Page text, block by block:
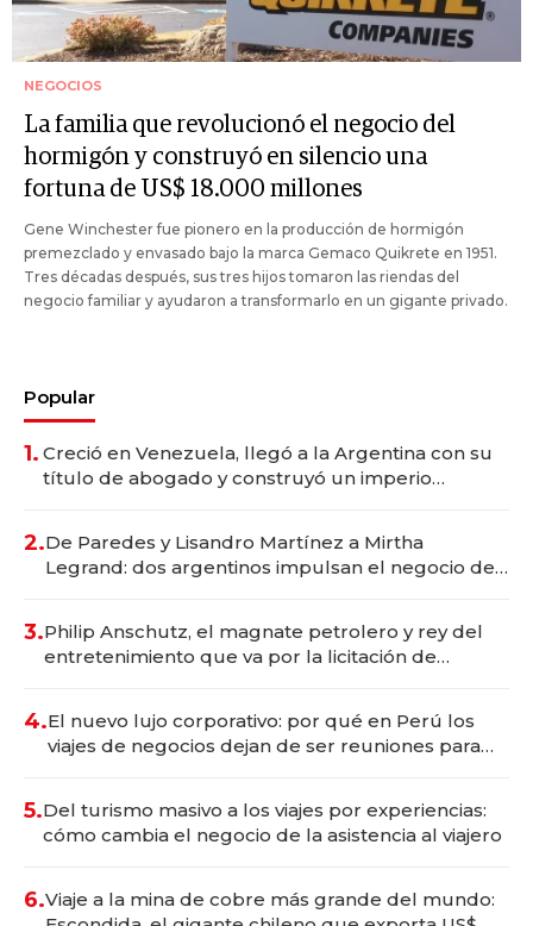
NEGOCIOS
La familia que revolucionó el negocio del
hormigón y construyó en silencio una
fortuna de US$ 18.000 millones
Gene Winchester fue pionero en la producción de hormigón
premezclado y envasado bajo la marca Gemaco Quikrete en 1951.
Tres décadas después, sus tres hijos tomaron las riendas del
negocio familiar y ayudaron a transformarlo en un gigante privado.
Popular
1. Creció en Venezuela, llegó a la Argentina con su
título de abogado y construyó un imperio
2.De Paredes y Lisandro Martínez a Mirtha
Legrand: dos argentinos impulsan el negocio del
3.Philip Anschutz, el magnate petrolero y rey del
entretenimiento que va por la licitación de
4.El nuevo lujo corporativo: por qué en Perú los
viajes de negocios dejan de ser reuniones para
5.Del turismo masivo a los viajes por experiencias:
cómo cambia el negocio de la asistencia al viajero
6.Viaje a la mina de cobre más grande del mundo: